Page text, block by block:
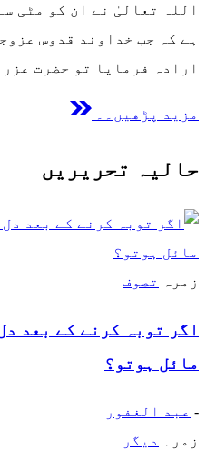
اللہ تعالیٰ نے ان کو مٹی
ہے کہ جب خداوند قدوس
ارادہ فرمایا تو حضرت
مزید پڑھیں۔۔
حالیہ تحریریں
زمرہ تصوف
اگر توبہ کرنے کے بعد
مائل ہوتو؟
- عبد الغفور
زمرہ
دیگر